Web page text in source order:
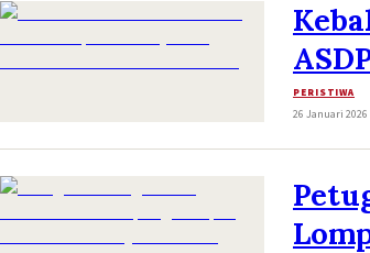
PERISTIWA
26 Januari 2026